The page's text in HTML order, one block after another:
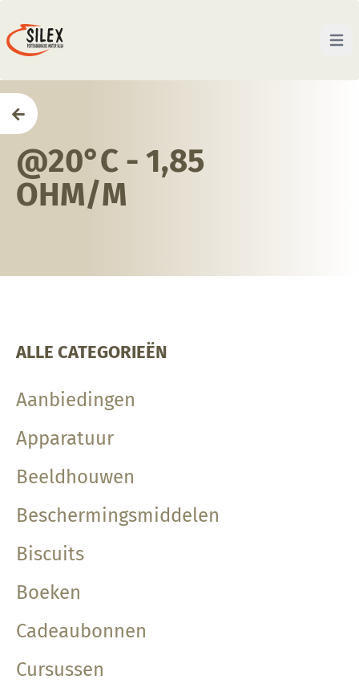
Open
@20°C - 1,85
OHM/M
ALLE CATEGORIEËN
Aanbiedingen
Apparatuur
Beeldhouwen
Beschermingsmiddelen
Biscuits
Boeken
Cadeaubonnen
Cursussen